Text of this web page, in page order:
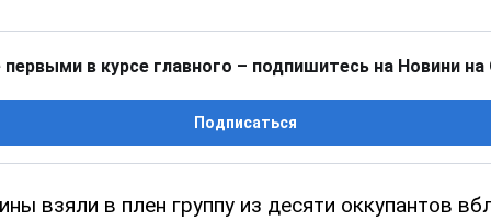
первыми в курсе главного – подпишитесь на Новини на
Подписаться
взяли в плен группу из десяти оккупантов